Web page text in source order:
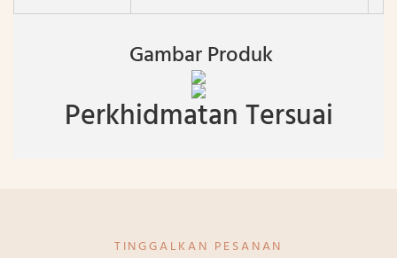
Gambar Produk
Perkhidmatan Tersuai
TINGGALKAN PESANAN